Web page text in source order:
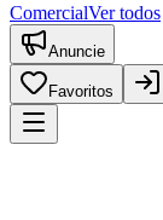
ComercialVer todos
Anuncie
Favoritos